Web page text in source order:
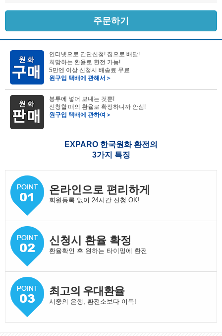
주문하기
인터넷으로 간단신청! 집으로 배달!
희망하는 환율로 환전 가능!
5만엔 이상 신청시 배송료 무료
원구입 택배에 관해서＞
봉투에 넣어 보내는 것뿐!
신청할 때의 환율로 확정하니까 안심!
원구입 택배에 관하여＞
EXPARO 한국원화 환전의
3가지 특징
온라인으로 편리하게
회원등록 없이 24시간 신청 OK!
신청시 환율 확정
환율확인 후 원하는 타이밍에 환전
최고의 우대환율
시중의 은행, 환전소보다 이득!